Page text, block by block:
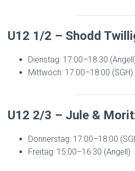
U12 1/2 – Shodd
Dienstag: 17:00–18:30
Mittwoch: 17:00–18:00 (SGH)
U12 2/3 – Jule &
Donnerstag: 17:00–18:00
Freitag: 15:00–16:30 (Angell)